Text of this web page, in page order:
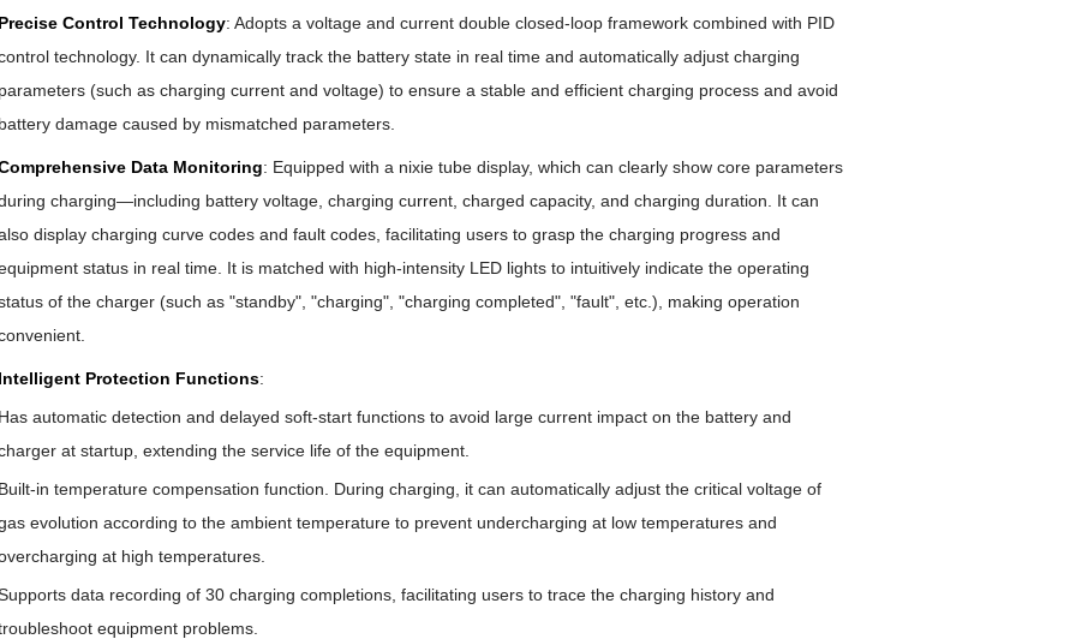
Control Technology: Adopts a voltage and current double closed-loop framework combined with PID
technology. It can dynamically track the battery state in real time and automatically adjust charging
(such as charging current and voltage) to ensure a stable and efficient charging process and avoid
damage caused by mismatched parameters.
Data Monitoring: Equipped with a nixie tube display, which can clearly show core parameters
charging—including battery voltage, charging current, charged capacity, and charging duration. It can
display charging curve codes and fault codes, facilitating users to grasp the charging progress and
status in real time. It is matched with high-intensity LED lights to intuitively indicate the operating
of the charger (such as "standby", "charging", "charging completed", "fault", etc.), making operation
Protection Functions:
automatic detection and delayed soft-start functions to avoid large current impact on the battery and
at startup, extending the service life of the equipment.
in temperature compensation function. During charging, it can automatically adjust the critical voltage of
evolution according to the ambient temperature to prevent undercharging at low temperatures and
at high temperatures.
data recording of 30 charging completions, facilitating users to trace the charging history and
equipment problems.